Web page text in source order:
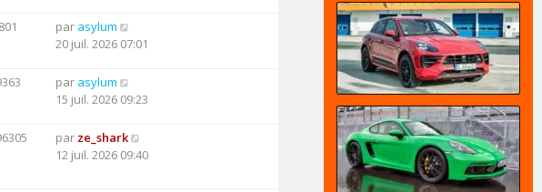
801 par asylum
20 juil. 2026 07:01
par asylum
15 juil. 2026 09:23
par ze_shark
12 juil. 2026 09:40